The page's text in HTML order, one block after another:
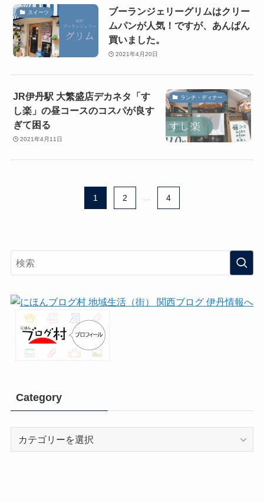
スイーツ
ブーランジェリーグリムはクリー
ムパンが人気！ですが、あんぱん
買いました。
2021年4月20日
ランチ・ディナー
JR伊丹駅 大繁盛店デカネタ「す
し楽」の昼コースのコスパが良す
ぎて困る
2021年4月11日
1 2 4
Category
Category